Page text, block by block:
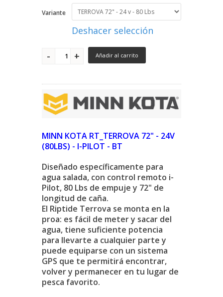
Variante
Deshacer selección
Añadir al carrito
MINN KOTA RT_TERROVA 72" - 24V
(80LBS) - I-PILOT - BT
Diseñado específicamente para
agua salada, con control remoto i-
Pilot, 80 Lbs de empuje y 72" de
longitud de caña.
El Riptide Terrova se monta en la
proa: es fácil de meter y sacar del
agua, tiene suficiente potencia
para llevarte a cualquier parte y
puede equiparse con un sistema
GPS que te permitirá encontrar,
volver y permanecer en tu lugar de
pesca favorito.